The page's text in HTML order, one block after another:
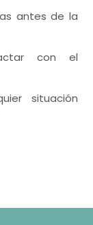
antes de la
con el
situación